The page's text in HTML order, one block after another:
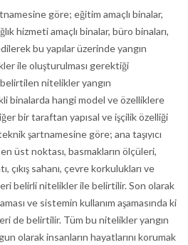
göre; eğitim amaçlı binalar,
hizmeti amaçlı binalar, büro binaları,
bu yapılar üzerinde yangın
ile oluşturulması gerektiği
nitelikler yangın
binalarda hangi model ve özelliklere
bir taraftan yapısal ve işçilik özelliği
şartnamesine göre; ana taşıyıcı
üst noktası, basmakların ölçüleri,
çıkış sahanı, çevre korkulukları ve
belirli nitelikler ile belirtilir. Son olarak
ve sistemin kullanım aşamasında ki
de belirtilir. Tüm bu nitelikler yangın
olarak insanların hayatlarını korumak